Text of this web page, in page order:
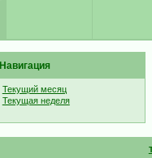
Навигация
Текущий месяц
Текущая неделя